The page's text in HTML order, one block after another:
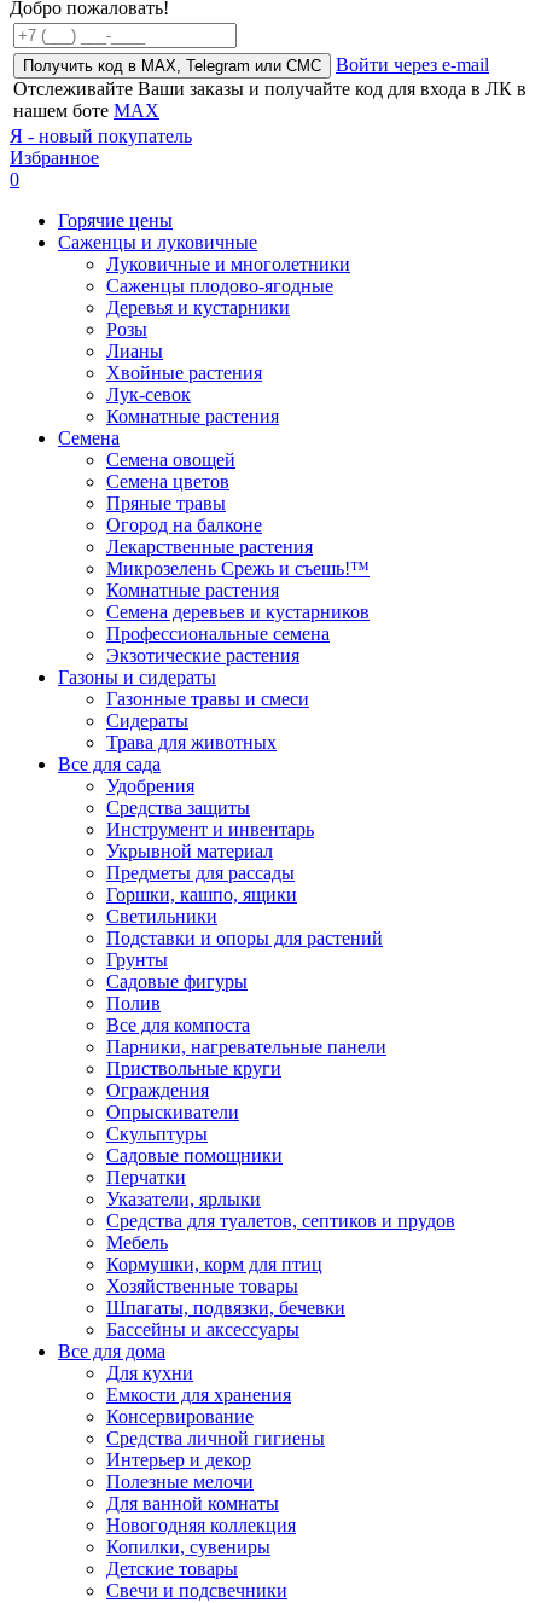
Добро пожаловать!
Получить код в MAX, Telegram или СМС
Войти через e-mail
Отслеживайте Ваши заказы и получайте код для входа в ЛК в
нашем боте MAX
Я - новый покупатель
Избранное
0
Горячие цены
Саженцы и луковичные
Луковичные и многолетники
Саженцы плодово-ягодные
Деревья и кустарники
Розы
Лианы
Хвойные растения
Лук-севок
Комнатные растения
Семена
Семена овощей
Семена цветов
Пряные травы
Огород на балконе
Лекарственные растения
Микрозелень Срежь и съешь!™
Комнатные растения
Семена деревьев и кустарников
Профессиональные семена
Экзотические растения
Газоны и сидераты
Газонные травы и смеси
Сидераты
Трава для животных
Все для сада
Удобрения
Средства защиты
Инструмент и инвентарь
Укрывной материал
Предметы для рассады
Горшки, кашпо, ящики
Светильники
Подставки и опоры для растений
Грунты
Садовые фигуры
Полив
Все для компоста
Парники, нагревательные панели
Приствольные круги
Ограждения
Опрыскиватели
Скульптуры
Садовые помощники
Перчатки
Указатели, ярлыки
Средства для туалетов, септиков и прудов
Мебель
Кормушки, корм для птиц
Хозяйственные товары
Шпагаты, подвязки, бечевки
Бассейны и аксессуары
Все для дома
Для кухни
Емкости для хранения
Консервирование
Средства личной гигиены
Интерьер и декор
Полезные мелочи
Для ванной комнаты
Новогодняя коллекция
Копилки, сувениры
Детские товары
Свечи и подсвечники